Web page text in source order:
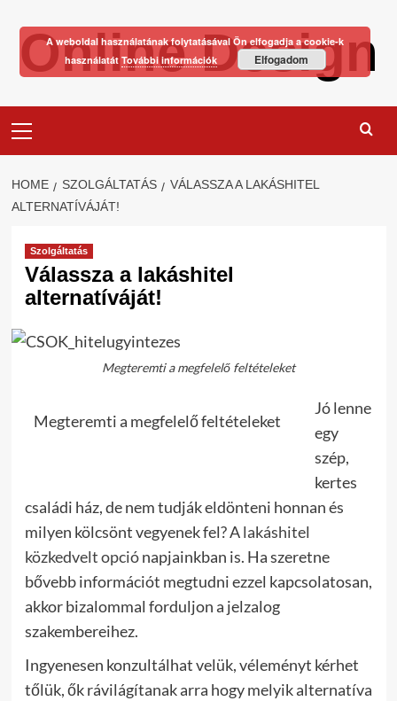
contentOnline Design
Menu
HOME SZOLGÁLTATÁS
VÁLASSZA A LAKÁSHITEL
ALTERNATÍVÁJÁT!
Szolgáltatás
Válassza a lakáshitel
alternatíváját!
Megteremti a megfelelő feltételeket
Megteremti a megfelelő feltételeket
Jó lenne
egy
szép,
kertes
családi ház, de nem tudják eldönteni honnan és
milyen kölcsönt vegyenek fel? Alakáshitel
közkedvelt opciónapjainkban is. Ha szeretne
bővebb információt megtudni ezzel kapcsolatosan,
akkor bizalommal forduljon a jelzalog
szakembereihez.
Ingyenesen konzultálhat velük, véleményt kérhet
tőlük, ők rávilágítanak arra hogy melyik alternatíva
A weboldal használatának folytatásával Ön elfogadja a cookie-k
használatát További információk Elfogadom